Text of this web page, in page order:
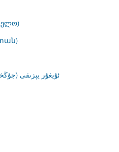
ئۇيغۇر يېزىقى